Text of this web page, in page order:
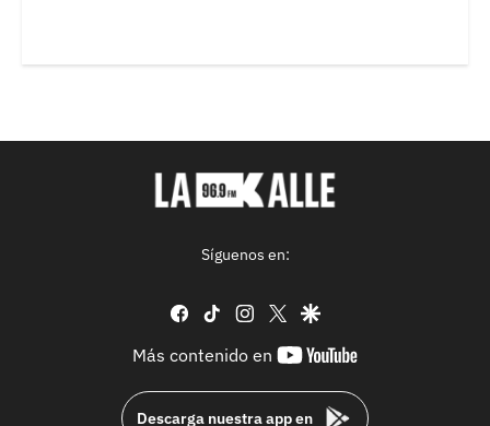
Síguenos en:
facebook
tiktok instagram
twittergoogle
Más contenido en
youtube-
Descarga nuestra app en